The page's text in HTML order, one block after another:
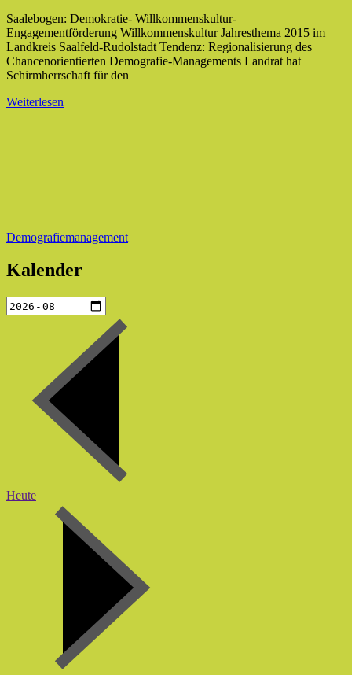
Saalebogen: Demokratie- Willkommenskultur-
Engagementförderung Willkommenskultur Jahresthema 2015 im
Landkreis Saalfeld-Rudolstadt Tendenz: Regionalisierung des
Chancenorientierten Demografie-Managements Landrat hat
Schirmherrschaft für den
Weiterlesen
Demografiemanagement
Kalender
Heute